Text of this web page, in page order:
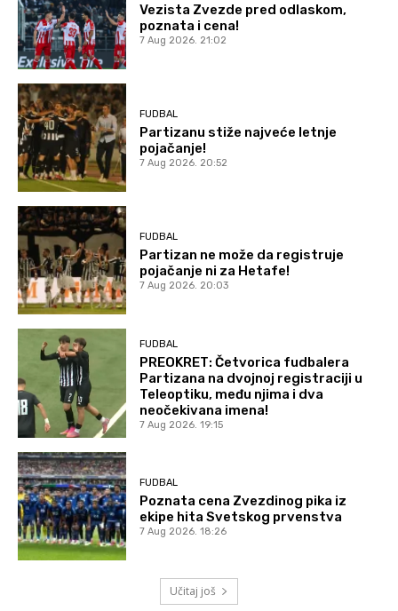
Vezista Zvezde pred odlaskom,
poznata i cena!
7 Aug 2026. 21:02
FUDBAL
Partizanu stiže najveće letnje
pojačanje!
7 Aug 2026. 20:52
FUDBAL
Partizan ne može da registruje
pojačanje ni za Hetafe!
7 Aug 2026. 20:03
FUDBAL
PREOKRET: Četvorica fudbalera
Partizana na dvojnoj registraciji u
Teleoptiku, među njima i dva
neočekivana imena!
7 Aug 2026. 19:15
FUDBAL
Poznata cena Zvezdinog pika iz
ekipe hita Svetskog prvenstva
7 Aug 2026. 18:26
Učitaj još